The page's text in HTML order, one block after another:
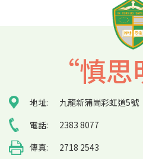
“慎思
地址:
九龍新蒲崗彩虹道5號
電話:
2383 8077
傳真:
2718 2543